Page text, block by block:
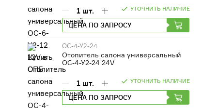
УТОЧНИТЬ НАЛИЧИЕ
1 шт.
ЦЕНА ПО ЗАПРОСУ
ОС-4-У2-24
Отопитель салона универсальный
ОС-4-У2-24 24V
УТОЧНИТЬ НАЛИЧИЕ
1 шт.
ЦЕНА ПО ЗАПРОСУ